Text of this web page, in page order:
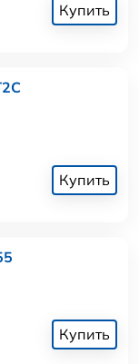
Купить
Купить
Купить